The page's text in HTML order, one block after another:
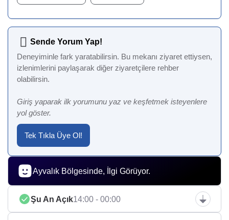
Sende Yorum Yap!
Deneyiminle fark yaratabilirsin. Bu mekanı ziyaret ettiysen,
izlenimlerini paylaşarak diğer ziyaretçilere rehber
olabilirsin.
Giriş yaparak ilk yorumunu yaz ve keşfetmek isteyenlere
yol göster.
Tek Tıkla Üye Ol!
Ayvalık Bölgesinde, İlgi Görüyor.
Şu An Açık14:00 - 00:00